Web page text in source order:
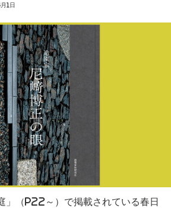
1日
（P22～）で掲載されている春日